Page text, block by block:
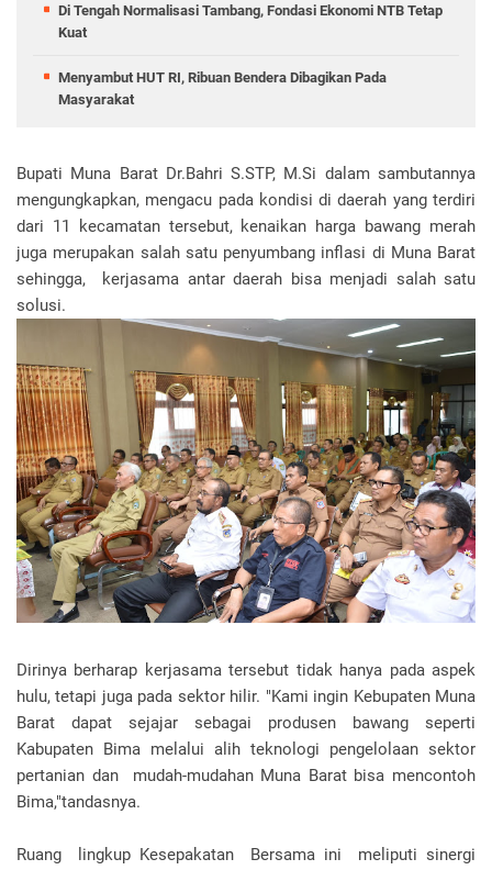
Di Tengah Normalisasi Tambang, Fondasi Ekonomi NTB Tetap
Kuat
Menyambut HUT RI, Ribuan Bendera Dibagikan Pada
Masyarakat
Bupati Muna Barat Dr.Bahri S.STP, M.Si dalam sambutannya
mengungkapkan, mengacu pada kondisi di daerah yang terdiri
dari 11 kecamatan tersebut, kenaikan harga bawang merah
juga merupakan salah satu penyumbang inflasi di Muna Barat
sehingga, kerjasama antar daerah bisa menjadi salah satu
solusi.
Dirinya berharap kerjasama tersebut tidak hanya pada aspek
hulu, tetapi juga pada sektor hilir. "Kami ingin Kebupaten Muna
Barat dapat sejajar sebagai produsen bawang seperti
Kabupaten Bima melalui alih teknologi pengelolaan sektor
pertanian dan mudah-mudahan Muna Barat bisa mencontoh
Bima,"tandasnya.
Ruang lingkup Kesepakatan Bersama ini meliputi sinergi